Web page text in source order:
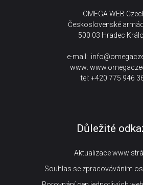
OMEGA WEB
Československé
500 03 Hradec
e-mail:
www:
tel: +420 775 946
Důležité
Aktualizace www
Souhlas se zpracováváním